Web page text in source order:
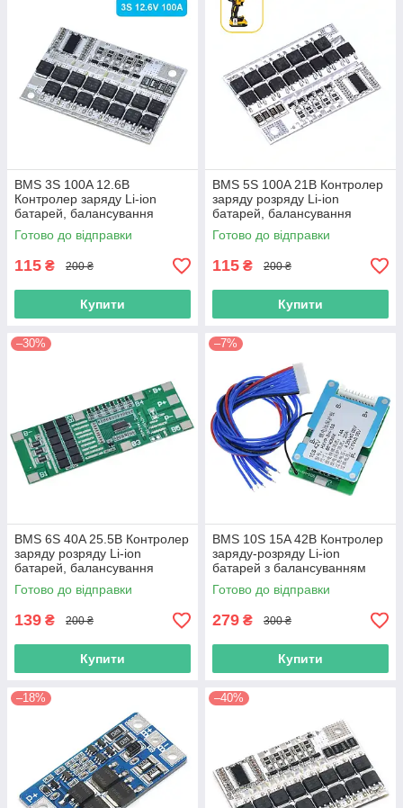
BMS 3S 100A 12.6В
Контролер заряду Li-ion
батарей, балансування
Готово до відправки
115 ₴ 200 ₴
Купити
BMS 5S 100A 21В Контролер
заряду розряду Li-ion
батарей, балансування
Готово до відправки
115 ₴ 200 ₴
Купити
–30%
BMS 6S 40A 25.5В Контролер
заряду розряду Li-ion
батарей, балансування
Готово до відправки
139 ₴ 200 ₴
Купити
–7%
BMS 10S 15A 42В Контролер
заряду-розряду Li-ion
батарей з балансуванням
Готово до відправки
279 ₴ 300 ₴
Купити
–18% –40%